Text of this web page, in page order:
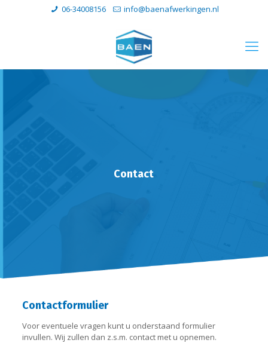
06-34008156 info@baenafwerkingen.nl
Contact
Contactformulier
Voor eventuele vragen kunt u onderstaand formulier
invullen. Wij zullen dan z.s.m. contact met u opnemen.